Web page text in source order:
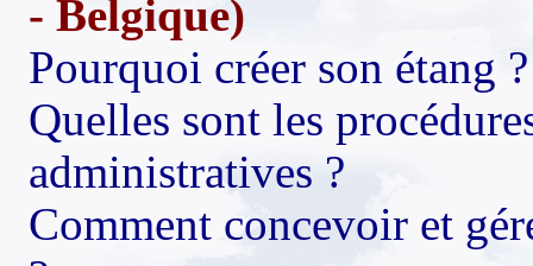
- Belgique)
Pourquoi créer son étang ?
Quelles sont les
administratives ?
Comment concevoir et